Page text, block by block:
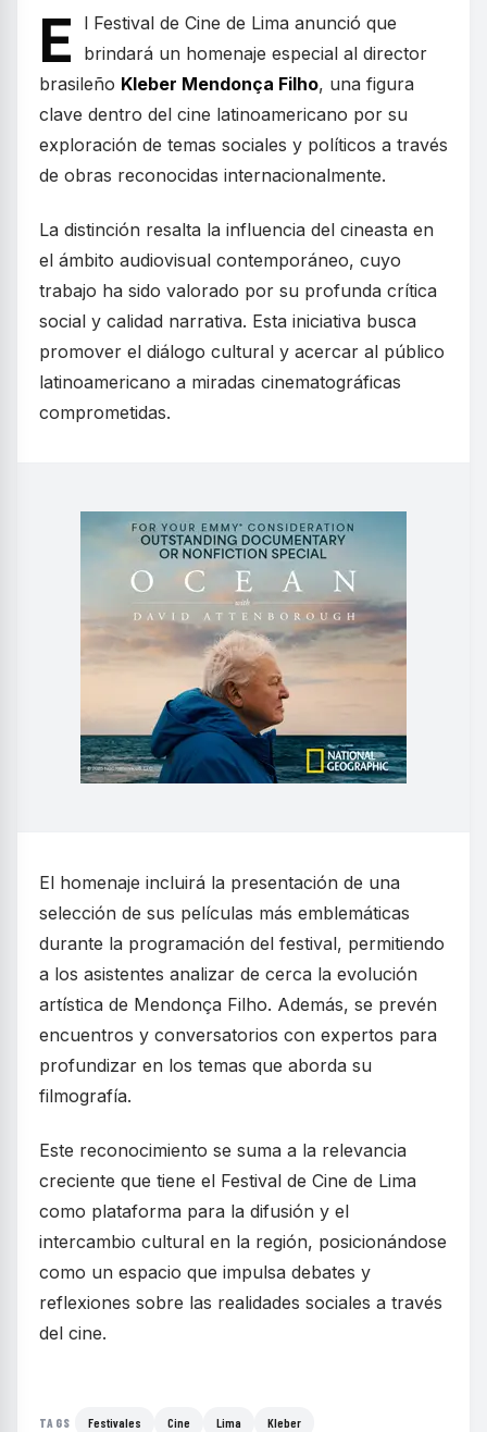
E
l Festival de Cine de Lima anunció que
brindará un homenaje especial al director
brasileño Kleber Mendonça Filho, una figura
clave dentro del cine latinoamericano por su
exploración de temas sociales y políticos a través
de obras reconocidas internacionalmente.
La distinción resalta la influencia del cineasta en
el ámbito audiovisual contemporáneo, cuyo
trabajo ha sido valorado por su profunda crítica
social y calidad narrativa. Esta iniciativa busca
promover el diálogo cultural y acercar al público
latinoamericano a miradas cinematográficas
comprometidas.
El homenaje incluirá la presentación de una
selección de sus películas más emblemáticas
durante la programación del festival, permitiendo
a los asistentes analizar de cerca la evolución
artística de Mendonça Filho. Además, se prevén
encuentros y conversatorios con expertos para
profundizar en los temas que aborda su
filmografía.
Este reconocimiento se suma a la relevancia
creciente que tiene el Festival de Cine de Lima
como plataforma para la difusión y el
intercambio cultural en la región, posicionándose
como un espacio que impulsa debates y
reflexiones sobre las realidades sociales a través
del cine.
TAGS Festivales Cine Lima Kleber